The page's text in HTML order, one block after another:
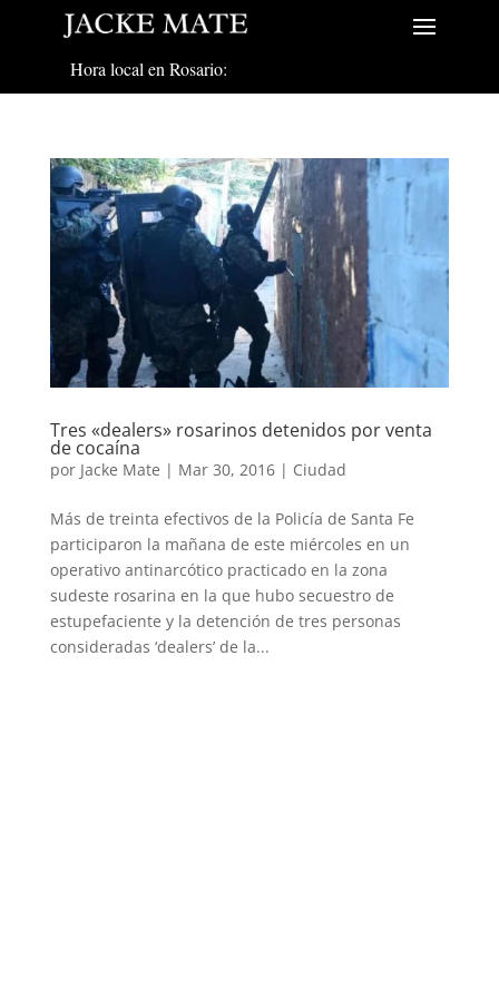
Hora local en Rosario:
Tres «dealers» rosarinos detenidos por venta
de cocaína
por Jacke Mate | Mar 30, 2016| Ciudad
Más de treinta efectivos de la Policía de Santa Fe
participaron la mañana de este miércoles en un
operativo antinarcótico practicado en la zona
sudeste rosarina en la que hubo secuestro de
estupefaciente y la detención de tres personas
consideradas ‘dealers’ de la...